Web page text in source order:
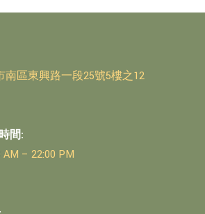
南區東興路一段25號5樓之12
間:
AM – 22:00 PM